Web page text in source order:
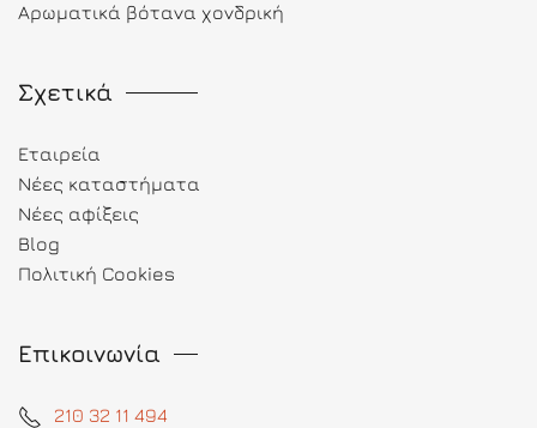
Αρωματικά βότανα χονδρική
Σχετικά
Εταιρεία
Νέες καταστήματα
Νέες αφίξεις
Blog
Πολιτική Cookies
Επικοινωνία
210 32 11 494